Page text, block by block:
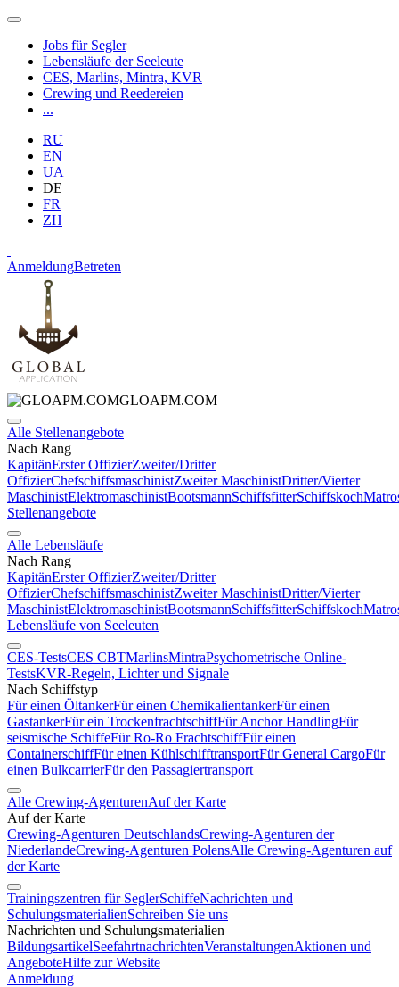
Jobs für Segler
Lebensläufe der Seeleute
CES, Marlins, Mintra, KVR
Crewing und Reedereien
...
RU
EN
UA
DE
FR
ZH
AnmeldungBetreten
GLOAPM.COM
Alle Stellenangebote
Nach Rang
KapitänErster OffizierZweiter/Dritter
OffizierChefschiffsmaschinistZweiter MaschinistDritter/Vierter
MaschinistElektromaschinistBootsmannSchiffsfitterSchiffskoch
Stellenangebote
Alle Lebensläufe
Nach Rang
KapitänErster OffizierZweiter/Dritter
OffizierChefschiffsmaschinistZweiter MaschinistDritter/Vierter
MaschinistElektromaschinistBootsmannSchiffsfitterSchiffskoch
Lebensläufe von Seeleuten
CES-TestsCES CBTMarlinsMintraPsychometrische Online-
TestsKVR-Regeln, Lichter und Signale
Nach Schiffstyp
Für einen ÖltankerFür einen ChemikalientankerFür einen
GastankerFür ein TrockenfrachtschiffFür Anchor HandlingFür
seismische SchiffeFür Ro-Ro FrachtschiffFür einen
ContainerschiffFür einen KühlschifftransportFür General CargoFür
einen BulkcarrierFür den Passagiertransport
Alle Crewing-AgenturenAuf der Karte
Auf der Karte
Crewing-Agenturen DeutschlandsCrewing-Agenturen der
NiederlandeCrewing-Agenturen PolensAlle Crewing-Agenturen auf
der Karte
Trainingszentren für SeglerSchiffeNachrichten und
SchulungsmaterialienSchreiben Sie uns
Nachrichten und Schulungsmaterialien
BildungsartikelSeefahrtnachrichtenVeranstaltungenAktionen und
AngeboteHilfe zur Website
Anmeldung